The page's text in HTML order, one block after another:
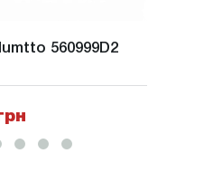
560999D2